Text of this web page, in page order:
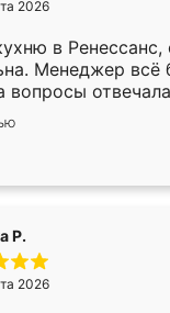
только
2026
в Ренессанс,
Менеджер всё
вопросы
в субботу,
работали
Р.
2026